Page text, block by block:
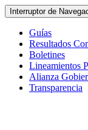
Interruptor de
Guías
Resultados
Boletines
Lineamientos
Alianza
Transparencia